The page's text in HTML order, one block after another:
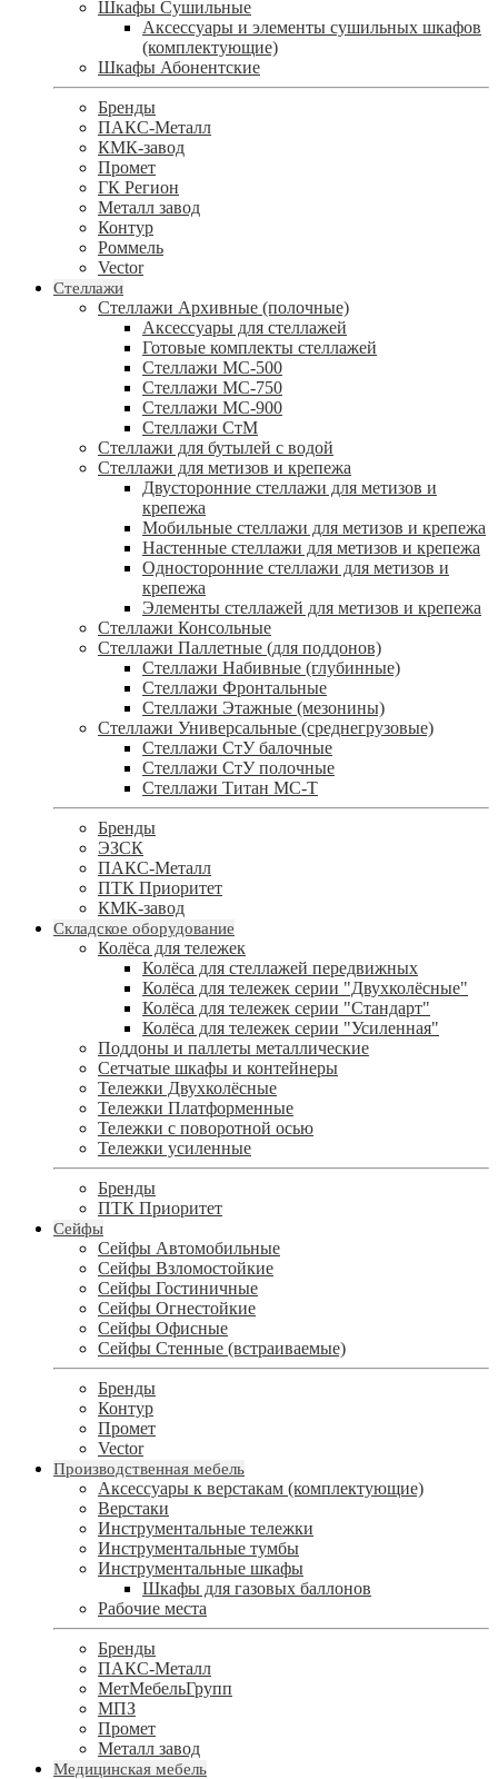
Шкафы Сушильные
Аксессуары и элементы сушильных шкафов
(комплектующие)
Шкафы Абонентские
Бренды
ПАКС-Металл
КМК-завод
Промет
ГК Регион
Металл завод
Контур
Роммель
Vector
Стеллажи
Стеллажи Архивные (полочные)
Аксессуары для стеллажей
Готовые комплекты стеллажей
Стеллажи МС-500
Стеллажи МС-750
Стеллажи МС-900
Стеллажи СтМ
Стеллажи для бутылей с водой
Стеллажи для метизов и крепежа
Двусторонние стеллажи для метизов и
крепежа
Мобильные стеллажи для метизов и крепежа
Настенные стеллажи для метизов и крепежа
Односторонние стеллажи для метизов и
крепежа
Элементы стеллажей для метизов и крепежа
Стеллажи Консольные
Стеллажи Паллетные (для поддонов)
Стеллажи Набивные (глубинные)
Стеллажи Фронтальные
Стеллажи Этажные (мезонины)
Стеллажи Универсальные (среднегрузовые)
Стеллажи СтУ балочные
Стеллажи СтУ полочные
Стеллажи Титан МС-Т
Бренды
ЭЗСК
ПАКС-Металл
ПТК Приоритет
КМК-завод
Складское оборудование
Колёса для тележек
Колёса для стеллажей передвижных
Колёса для тележек серии "Двухколёсные"
Колёса для тележек серии "Стандарт"
Колёса для тележек серии "Усиленная"
Поддоны и паллеты металлические
Сетчатые шкафы и контейнеры
Тележки Двухколёсные
Тележки Платформенные
Тележки с поворотной осью
Тележки усиленные
Бренды
ПТК Приоритет
Сейфы
Сейфы Автомобильные
Сейфы Взломостойкие
Сейфы Гостиничные
Сейфы Огнестойкие
Сейфы Офисные
Сейфы Стенные (встраиваемые)
Бренды
Контур
Промет
Vector
Производственная мебель
Аксессуары к верстакам (комплектующие)
Верстаки
Инструментальные тележки
Инструментальные тумбы
Инструментальные шкафы
Шкафы для газовых баллонов
Рабочие места
Бренды
ПАКС-Металл
МетМебельГрупп
МПЗ
Промет
Металл завод
Медицинская мебель